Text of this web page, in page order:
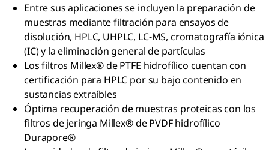
Entre sus aplicaciones se incluyen la preparación de
muestras mediante filtración para ensayos de
disolución, HPLC, UHPLC, LC-MS, cromatografía iónica
(IC) y la eliminación general de partículas
Los filtros Millex® de PTFE hidrofílico cuentan con
certificación para HPLC por su bajo contenido en
sustancias extraíbles
Óptima recuperación de muestras proteicas con los
filtros de jeringa Millex® de PVDF hidrofílico
Durapore®